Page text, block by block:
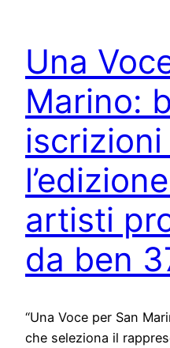
Una
Marino:
artisti
da ben
“Una Voce per San
che seleziona il